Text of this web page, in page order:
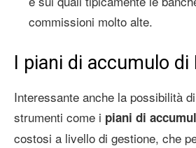
commissioni molto alte.
I piani di accumulo di
Interessante anche la possibilità
strumenti come i piani di
costosi a livello di gestione, che